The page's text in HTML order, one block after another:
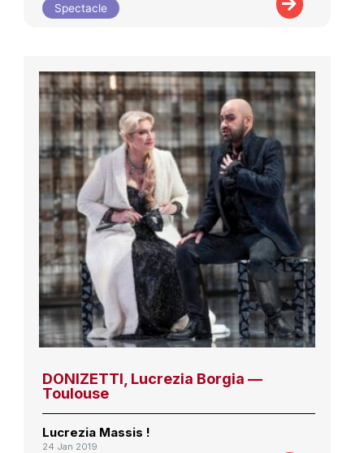
Spectacle
DONIZETTI, Lucrezia Borgia —
Toulouse
Lucrezia Massis !
24 Jan 2019